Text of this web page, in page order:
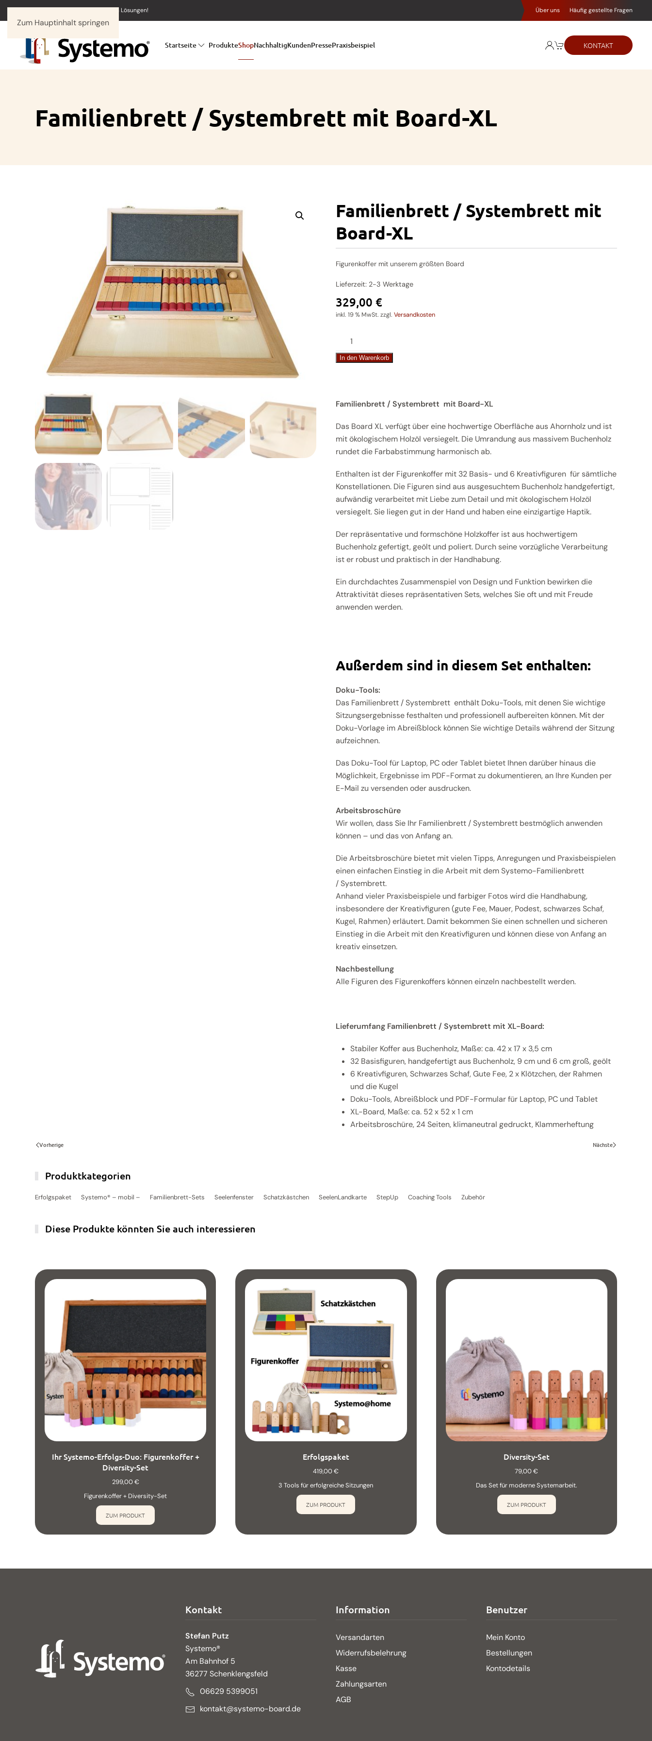
Zum Hauptinhalt springen
Systemo® - In unseren Tools stecken Lösungen! Über uns Häufig gestellte Fragen
Startseite ProdukteShopNachhaltigKundenPressePraxisbeispiel KONTAKT
Familienbrett / Systembrett mit Board-XL
Familienbrett / Systembrett mit
Board-XL
Figurenkoffer mit unserem größten Board
Lieferzeit: 2-3 Werktage
329,00 €
inkl. 19 % MwSt. zzgl. Versandkosten
Familienbrett
/
Systembrett
XL
In den Warenkorb
Familienbrett / Systembrett mit Board-XL
Das Board XL verfügt über eine hochwertige Oberfläche aus Ahornholz und ist
mit ökologischem Holzöl versiegelt. Die Umrandung aus massivem Buchenholz
rundet die Farbabstimmung harmonisch ab.
Enthalten ist der Figurenkoffer mit 32 Basis- und 6 Kreativfiguren für sämtliche
Konstellationen. Die Figuren sind aus ausgesuchtem Buchenholz handgefertigt,
aufwändig verarbeitet mit Liebe zum Detail und mit ökologischem Holzöl
versiegelt. Sie liegen gut in der Hand und haben eine einzigartige Haptik.
Der repräsentative und formschöne Holzkoffer ist aus hochwertigem
Buchenholz gefertigt, geölt und poliert. Durch seine vorzügliche Verarbeitung
ist er robust und praktisch in der Handhabung.
Ein durchdachtes Zusammenspiel von Design und Funktion bewirken die
Attraktivität dieses repräsentativen Sets, welches Sie oft und mit Freude
anwenden werden.
Außerdem sind in diesem Set enthalten:
Doku-Tools:
Das Familienbrett / Systembrett enthält Doku-Tools, mit denen Sie wichtige
Sitzungsergebnisse festhalten und professionell aufbereiten können. Mit der
Doku-Vorlage im Abreißblock können Sie wichtige Details während der Sitzung
aufzeichnen.
Das Doku-Tool für Laptop, PC oder Tablet bietet Ihnen darüber hinaus die
Möglichkeit, Ergebnisse im PDF-Format zu dokumentieren, an Ihre Kunden per
E-Mail zu versenden oder ausdrucken.
Arbeitsbroschüre
Wir wollen, dass Sie Ihr Familienbrett / Systembrett bestmöglich anwenden
können – und das von Anfang an.
Die Arbeitsbroschüre bietet mit vielen Tipps, Anregungen und Praxisbeispielen
einen einfachen Einstieg in die Arbeit mit dem Systemo-Familienbrett
/ Systembrett.
Anhand vieler Praxisbeispiele und farbiger Fotos wird die Handhabung,
insbesondere der Kreativfiguren (gute Fee, Mauer, Podest, schwarzes Schaf,
Kugel, Rahmen) erläutert. Damit bekommen Sie einen schnellen und sicheren
Einstieg in die Arbeit mit den Kreativfiguren und können diese von Anfang an
kreativ einsetzen.
Nachbestellung
Alle Figuren des Figurenkoffers können einzeln nachbestellt werden.
Lieferumfang Familienbrett / Systembrett mit XL-Board:
Stabiler Koffer aus Buchenholz, Maße: ca. 42 x 17 x 3,5 cm
32 Basisfiguren, handgefertigt aus Buchenholz, 9 cm und 6 cm groß, geölt
6 Kreativfiguren, Schwarzes Schaf, Gute Fee, 2 x Klötzchen, der Rahmen
und die Kugel
Doku-Tools, Abreißblock und PDF-Formular für Laptop, PC und Tablet
XL-Board, Maße: ca. 52 x 52 x 1 cm
Arbeitsbroschüre, 24 Seiten, klimaneutral gedruckt, Klammerheftung
Vorherige Nächste
Produktkategorien
Erfolgspaket Systemo® – mobil – Familienbrett-Sets Seelenfenster Schatzkästchen SeelenLandkarte StepUp Coaching Tools Zubehör
Diese Produkte könnten Sie auch interessieren
Ihr Systemo-Erfolgs-Duo: Figurenkoffer +
Diversity-Set
299,00€
Figurenkoffer + Diversity-Set
ZUM PRODUKT
Erfolgspaket
419,00€
3 Tools für erfolgreiche Sitzungen
ZUM PRODUKT
Diversity-Set
79,00€
Das Set für moderne Systemarbeit.
ZUM PRODUKT
Kontakt
Stefan Putz
Systemo®
Am Bahnhof 5
36277 Schenklengsfeld
06629 5399051
kontakt@systemo-board.de
Information
Versandarten
Widerrufsbelehrung
Kasse
Zahlungsarten
AGB
Benutzer
Mein Konto
Bestellungen
Kontodetails